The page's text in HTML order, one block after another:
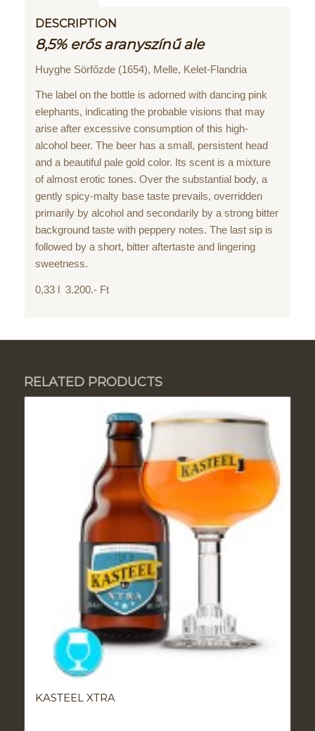
DESCRIPTION
8,5% erős aranyszínű ale
Huyghe Sörfőzde (1654), Melle, Kelet-Flandria
The label on the bottle is adorned with dancing pink
elephants, indicating the probable visions that may
arise after excessive consumption of this high-
alcohol beer. The beer has a small, persistent head
and a beautiful pale gold color. Its scent is a mixture
of almost erotic tones. Over the substantial body, a
gently spicy-malty base taste prevails, overridden
primarily by alcohol and secondarily by a strong bitter
background taste with peppery notes. The last sip is
followed by a short, bitter aftertaste and lingering
sweetness.
0,33 l 3.200.- Ft
RELATED PRODUCTS
KASTEEL XTRA